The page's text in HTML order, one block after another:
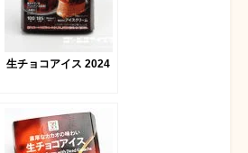
生チョコアイス 2024